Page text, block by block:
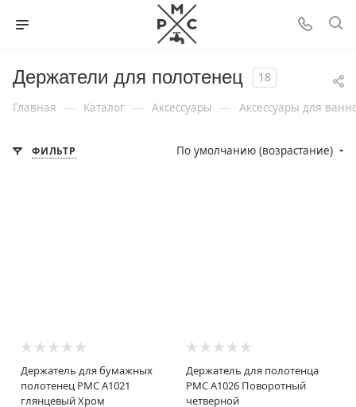
Держатели для полотенец 18
Главная — Каталог — Аксессуары — Аксессуары для
ФИЛЬТР По умолчанию (возрастание)
Держатель для бумажных
полотенец РМС A1021
глянцевый Хром
Держатель для полотенца
РМС A1026 Поворотный
четверной